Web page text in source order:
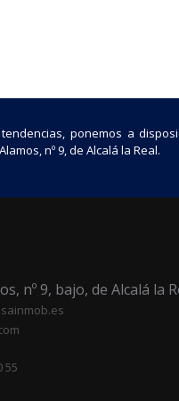
ponemos a
nº 9, de Alcalá la Real.
nº 9, bajo, de Alcalá la
55